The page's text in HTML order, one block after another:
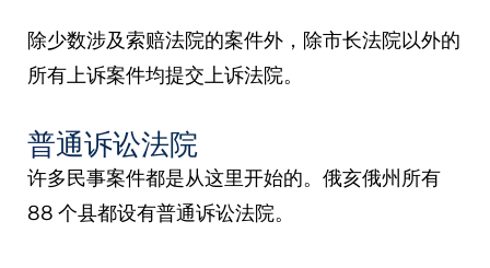
除少数涉及索赔法院的案件外，除市长法院以外的
所有上诉案件均提交上诉法院。
普通诉讼法院
许多民事案件都是从这里开始的。俄亥俄州所有
88 个县都设有普通诉讼法院。